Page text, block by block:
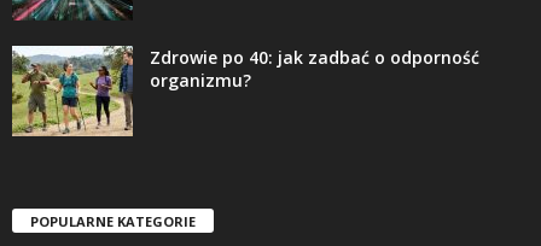
Zdrowie po 40: jak zadbać o odporność
organizmu?
POPULARNE KATEGORIE